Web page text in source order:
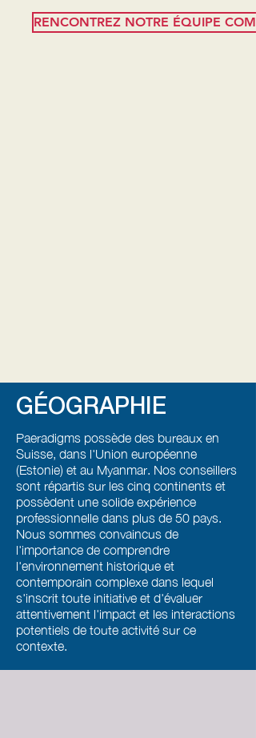
RENCONTREZ NOTRE ÉQUIPE
GÉOGRAPHIE
Paeradigms possède des bureaux en
Suisse, dans l'Union européenne
(Estonie) et au Myanmar. Nos conseillers
sont répartis sur les cinq continents et
possèdent une solide expérience
professionnelle dans plus de 50 pays.
Nous sommes convaincus de
l'importance de comprendre
l'environnement historique et
contemporain complexe dans lequel
s'inscrit toute initiative et d'évaluer
attentivement l'impact et les interactions
potentiels de toute activité sur ce
contexte.